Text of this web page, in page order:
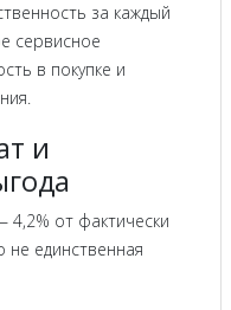
за каждый
сервисное
в покупке и
и
4,2% от фактически
не единственная